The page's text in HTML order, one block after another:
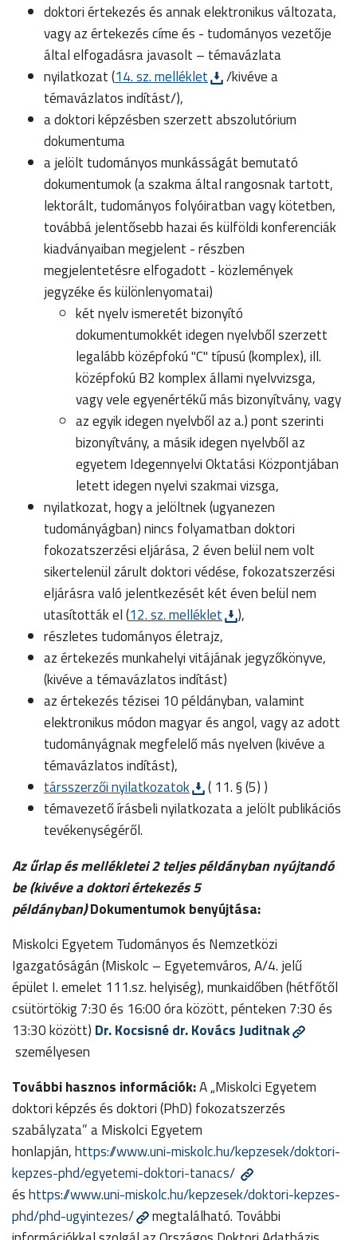
doktori értekezés és annak elektronikus változata,
vagy az értekezés címe és - tudományos vezetője
által elfogadásra javasolt – témavázlata
nyilatkozat (14. sz. melléklet
/kivéve a
témavázlatos indítást/),
a doktori képzésben szerzett abszolutórium
dokumentuma
a jelölt tudományos munkásságát bemutató
dokumentumok (a szakma által rangosnak tartott,
lektorált, tudományos folyóiratban vagy kötetben,
továbbá jelentősebb hazai és külföldi konferenciák
kiadványaiban megjelent - részben
megjelentetésre elfogadott - közlemények
jegyzéke és különlenyomatai)
két nyelv ismeretét bizonyító
dokumentumokkét idegen nyelvből szerzett
legalább középfokú "C" típusú (komplex), ill.
középfokú B2 komplex állami nyelvvizsga,
vagy vele egyenértékű más bizonyítvány, vagy
az egyik idegen nyelvből az a.) pont szerinti
bizonyítvány, a másik idegen nyelvből az
egyetem Idegennyelvi Oktatási Központjában
letett idegen nyelvi szakmai vizsga,
nyilatkozat, hogy a jelöltnek (ugyanezen
tudományágban) nincs folyamatban doktori
fokozatszerzési eljárása, 2 éven belül nem volt
sikertelenül zárult doktori védése, fokozatszerzési
eljárásra való jelentkezését két éven belül nem
utasították el (12. sz. melléklet
),
részletes tudományos életrajz,
az értekezés munkahelyi vitájának jegyzőkönyve,
(kivéve a témavázlatos indítást)
az értekezés tézisei 10 példányban, valamint
elektronikus módon magyar és angol, vagy az adott
tudományágnak megfelelő más nyelven (kivéve a
témavázlatos indítást),
társszerzői nyilatkozatok
( 11. § (5) )
témavezető írásbeli nyilatkozata a jelölt publikációs
tevékenységéről.
Az űrlap és mellékletei 2 teljes példányban nyújtandó
be (kivéve a doktori értekezés 5
példányban)Dokumentumok benyújtása:
Miskolci Egyetem Tudományos és Nemzetközi
Igazgatóságán (Miskolc – Egyetemváros, A/4. jelű
épület I. emelet 111.sz. helyiség), munkaidőben (hétfőtől
csütörtökig 7:30 és 16:00 óra között, pénteken 7:30 és
13:30 között) Dr. Kocsisné dr. Kovács Juditnak
személyesen
További hasznos információk:A „Miskolci Egyetem
doktori képzés és doktori (PhD) fokozatszerzés
szabályzata” a Miskolci Egyetem
honlapján,https://www.uni-miskolc.hu/kepzesek/doktori-
kepzes-phd/egyetemi-doktori-tanacs/
éshttps://www.uni-miskolc.hu/kepzesek/doktori-kepzes-
phd/phd-ugyintezes/
megtalálható. További